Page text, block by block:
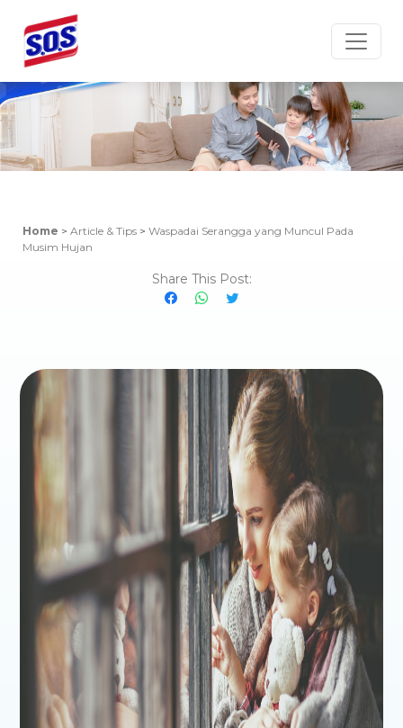
Home > Article & Tips > Waspadai Serangga yang Muncul Pada
Musim Hujan
Share This Post: